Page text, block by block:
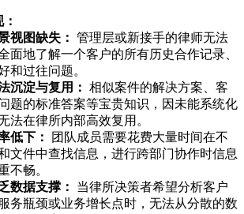
视图缺失： 管理层或新接手的律师无法
面地了解一个客户的所有历史合作记录、
和过往问题。
沉淀与复用： 相似案件的解决方案、客
题的标准答案等宝贵知识，因未能系统化
法在律所内部高效复用。
低下：
团队成员需要花费大量时间在不
文件中查找信息，进行跨部门协作时信息
不畅。
数据支撑：
当律所决策者希望分析客户
务瓶颈或业务增长点时，无法从分散的数